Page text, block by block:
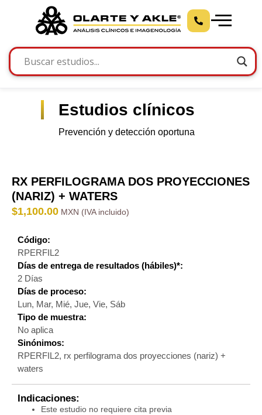
Estudios clínicos
Prevención y detección oportuna
RX PERFILOGRAMA DOS PROYECCIONES
(NARIZ) + WATERS
$1,100.00
Código:
RPERFIL2
Días de entrega de resultados (hábiles)*:
2 Días
Días de proceso:
Lun, Mar, Mié, Jue, Vie, Sáb
Tipo de muestra:
No aplica
Sinónimos:
RPERFIL2, rx perfilograma dos proyecciones (nariz) +
waters
Indicaciones:
Este estudio no requiere cita previa